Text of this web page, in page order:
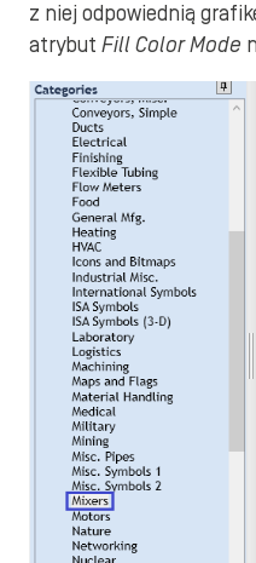
z niej odpowiednią
atrybut Fill Color Mode